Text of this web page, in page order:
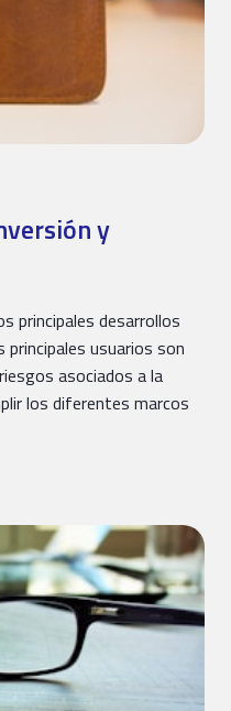
y
principales desarrollos
usuarios son
asociados a la
los diferentes marcos